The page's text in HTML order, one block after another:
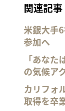
関連記事
米銀大手
参加へ
「あな
の気候ア
カリフォ
取得を卒